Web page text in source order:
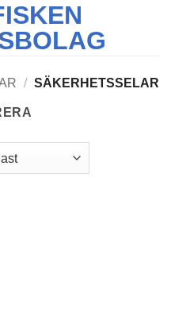
/ SÄKERHETSSELAR